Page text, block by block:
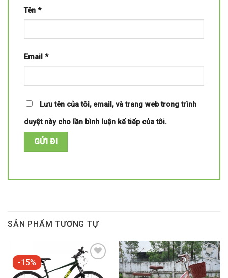
Tên *
Email *
Lưu tên của tôi, email, và trang web trong trình
duyệt này cho lần bình luận kế tiếp của tôi.
SẢN PHẨM TƯƠNG TỰ
-15%
Add to
wishlist
Add to
wishlist